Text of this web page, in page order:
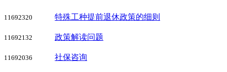
11692320 特殊工种提前退休政策的细则
11692132 政策解读问题
11692036 社保咨询